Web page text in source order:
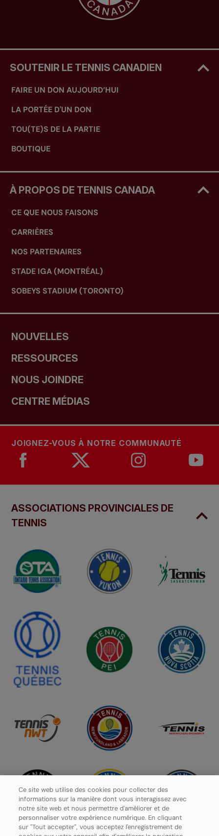
SOUTENIR LE TENNIS CANADIEN
FAIRE UN DON AUJOURD’HUI
LA PORTÉE D'UN DON
TOU(TE)S DE LA PARTIE
BOUTIQUE
À PROPOS DE TENNIS CANADA
CE QUE NOUS FAISONS
CARRIÈRES
NOS PARTENAIRES
STADE IGA (MONTRÉAL)
SOBEYS STADIUM (TORONTO)
NOUVELLES
RESSOURCES
NOUS JOINDRE
CENTRE MÉDIAS
JOIGNEZ-VOUS À NOTRE COMMUNAUTÉ
ASSOCIATIONS PROVINCIALES DE
TENNIS
Ce site web utilise des cookies pour collecter des
informations sur la manière dont vous interagissez avec
notre site web et nous permettre d'améliorer et de
personnaliser votre expérience numérique. En cliquant
sur "Tout accepter", vous acceptez l'enregistrement de